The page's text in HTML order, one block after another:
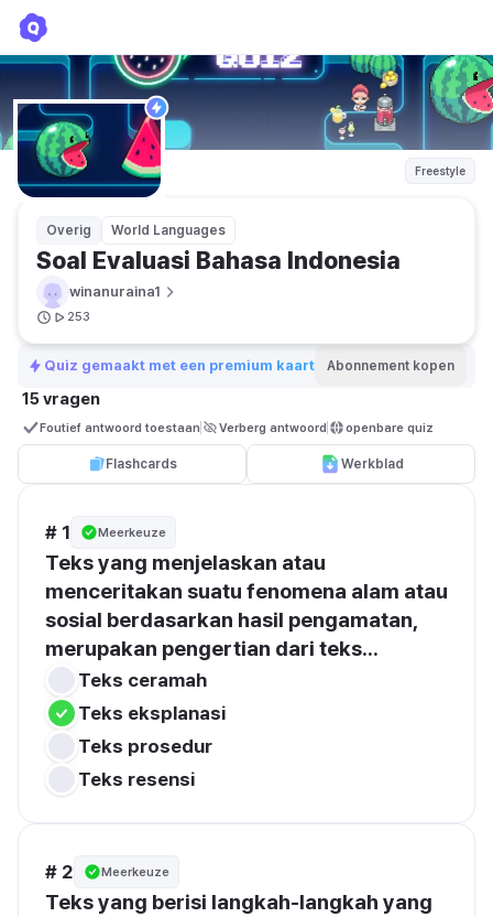
Freestyle
Overig World Languages
Soal Evaluasi Bahasa Indonesia
winanuraina1
253
Quiz gemaakt met een premium kaart Abonnement kopen
15 vragen
Foutief antwoord toestaan Verberg antwoord openbare quiz
Flashcards Werkblad
# 1 Meerkeuze
Teks yang menjelaskan atau
menceritakan suatu fenomena alam atau
sosial berdasarkan hasil pengamatan,
merupakan pengertian dari teks...
Teks ceramah
Teks eksplanasi
Teks prosedur
Teks resensi
# 2 Meerkeuze
Teks yang berisi langkah-langkah yang